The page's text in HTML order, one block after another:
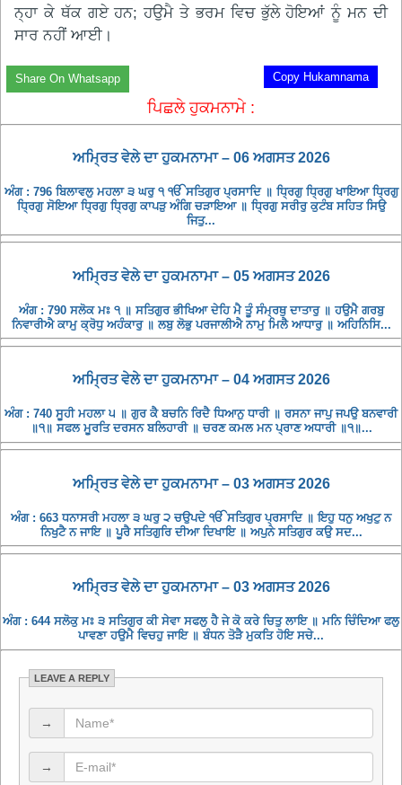
ਨ੍ਹਾ ਕੇ ਥੱਕ ਗਏ ਹਨ; ਹਉਮੈ ਤੇ ਭਰਮ ਵਿਚ ਭੁੱਲੇ ਹੋਇਆਂ ਨੂੰ ਮਨ ਦੀ
ਸਾਰ ਨਹੀਂ ਆਈ।
Copy Hukamnama
Share On Whatsapp
ਪਿਛਲੇ ਹੁਕਮਨਾਮੇ :
ਅਮ੍ਰਿਤ ਵੇਲੇ ਦਾ ਹੁਕਮਨਾਮਾ – 06 ਅਗਸਤ 2026
ਅੰਗ : 796 ਬਿਲਾਵਲੁ ਮਹਲਾ ੩ ਘਰੁ ੧ ੴ ਸਤਿਗੁਰ ਪ੍ਰਸਾਦਿ ॥ ਧ੍ਰਿਗੁ ਧ੍ਰਿਗੁ ਖਾਇਆ ਧ੍ਰਿਗੁ
ਧ੍ਰਿਗੁ ਸੋਇਆ ਧ੍ਰਿਗੁ ਧ੍ਰਿਗੁ ਕਾਪੜੁ ਅੰਗਿ ਚੜਾਇਆ ॥ ਧ੍ਰਿਗੁ ਸਰੀਰੁ ਕੁਟੰਬ ਸਹਿਤ ਸਿਉ
ਜਿਤੁ...
ਅਮ੍ਰਿਤ ਵੇਲੇ ਦਾ ਹੁਕਮਨਾਮਾ – 05 ਅਗਸਤ 2026
ਅੰਗ : 790 ਸਲੋਕ ਮਃ ੧ ॥ ਸਤਿਗੁਰ ਭੀਖਿਆ ਦੇਹਿ ਮੈ ਤੂੰ ਸੰਮ੍ਰਥੁ ਦਾਤਾਰੁ ॥ ਹਉਮੈ ਗਰਬੁ
ਨਿਵਾਰੀਐ ਕਾਮੁ ਕ੍ਰੋਧੁ ਅਹੰਕਾਰੁ ॥ ਲਬੁ ਲੋਭੁ ਪਰਜਾਲੀਐ ਨਾਮੁ ਮਿਲੈ ਆਧਾਰੁ ॥ ਅਹਿਨਿਸਿ...
ਅਮ੍ਰਿਤ ਵੇਲੇ ਦਾ ਹੁਕਮਨਾਮਾ – 04 ਅਗਸਤ 2026
ਅੰਗ : 740 ਸੂਹੀ ਮਹਲਾ ੫ ॥ ਗੁਰ ਕੈ ਬਚਨਿ ਰਿਦੈ ਧਿਆਨੁ ਧਾਰੀ ॥ ਰਸਨਾ ਜਾਪੁ ਜਪਉ ਬਨਵਾਰੀ
॥੧॥ ਸਫਲ ਮੂਰਤਿ ਦਰਸਨ ਬਲਿਹਾਰੀ ॥ ਚਰਣ ਕਮਲ ਮਨ ਪ੍ਰਾਣ ਅਧਾਰੀ ॥੧॥...
ਅਮ੍ਰਿਤ ਵੇਲੇ ਦਾ ਹੁਕਮਨਾਮਾ – 03 ਅਗਸਤ 2026
ਅੰਗ : 663 ਧਨਾਸਰੀ ਮਹਲਾ ੩ ਘਰੁ ੨ ਚਉਪਦੇ ੴ ਸਤਿਗੁਰ ਪ੍ਰਸਾਦਿ ॥ ਇਹੁ ਧਨੁ ਅਖੁਟੁ ਨ
ਨਿਖੁਟੈ ਨ ਜਾਇ ॥ ਪੂਰੈ ਸਤਿਗੁਰਿ ਦੀਆ ਦਿਖਾਇ ॥ ਅਪੁਨੇ ਸਤਿਗੁਰ ਕਉ ਸਦ...
ਅਮ੍ਰਿਤ ਵੇਲੇ ਦਾ ਹੁਕਮਨਾਮਾ – 03 ਅਗਸਤ 2026
ਅੰਗ : 644 ਸਲੋਕੁ ਮਃ ੩ ਸਤਿਗੁਰ ਕੀ ਸੇਵਾ ਸਫਲੁ ਹੈ ਜੇ ਕੋ ਕਰੇ ਚਿਤੁ ਲਾਇ ॥ ਮਨਿ ਚਿੰਦਿਆ ਫਲੁ
ਪਾਵਣਾ ਹਉਮੈ ਵਿਚਹੁ ਜਾਇ ॥ ਬੰਧਨ ਤੋੜੈ ਮੁਕਤਿ ਹੋਇ ਸਚੇ...
LEAVE A REPLY
→
→